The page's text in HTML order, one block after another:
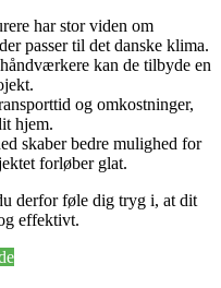
har stor viden om
passer til det danske klima.
kan de tilbyde en
og omkostninger,
hjem.
skaber bedre mulighed for
forløber glat.
derfor føle dig tryg i, at dit
effektivt.